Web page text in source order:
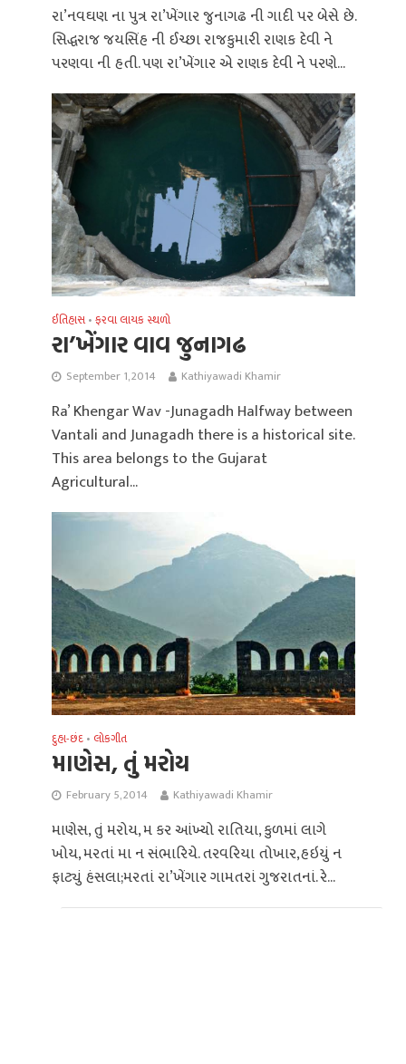
રા’નવઘણ ના પુત્ર રા’ખેંગાર જુનાગઢ ની ગાદી પર બેસે છે.
સિદ્ધરાજ જયસિંહ ની ઈચ્છા રાજકુમારી રાણક દેવી ને
પરણવા ની હતી. પણ રા’ખેંગાર એ રાણક દેવી ને પરણે...
ઈતિહાસ • ફરવા લાયક સ્થળો
રા’ખેંગાર વાવ જુનાગઢ
September 1, 2014 Kathiyawadi Khamir
Ra’ Khengar Wav -Junagadh Halfway between
Vantali and Junagadh there is a historical site.
This area belongs to the Gujarat
Agricultural...
દુહા-છંદ • લોકગીત
માણેસ, તું મરોય
February 5, 2014 Kathiyawadi Khamir
માણેસ, તું મરોય, મ કર આંખ્યો રાતિયા, કુળમાં લાગે
ખોય, મરતાં મા ન સંભારિયે. તરવરિયા તોખાર,હઇયું ન
ફાટ્યું હંસલા;મરતાં રા’ખેંગાર ગામતરાં ગુજરાતનાં. રે...